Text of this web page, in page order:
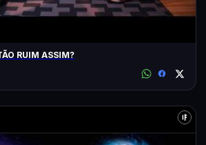
RUIM ASSIM?